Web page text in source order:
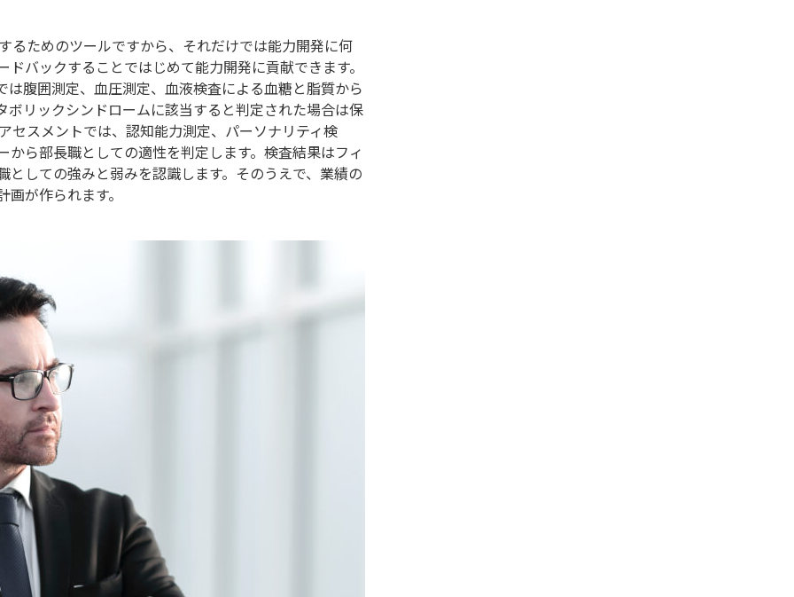
るためのツールですから、それだけでは能力開発に何
バックすることではじめて能力開発に貢献できます。
腹囲測定、血圧測定、血液検査による血糖と脂質から
リックシンドロームに該当すると判定された場合は保
セスメントでは、認知能力測定、パーソナリティ検
ら部長職としての適性を判定します。検査結果はフィ
しての強みと弱みを認識します。そのうえで、業績の
が作られます。